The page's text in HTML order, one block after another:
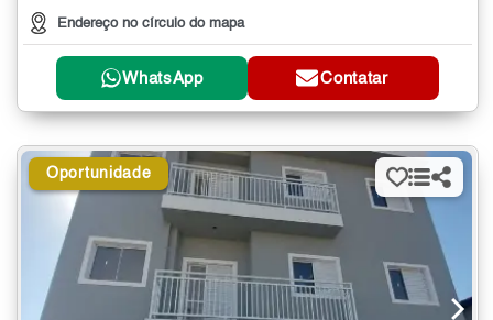
Endereço no círculo do mapa
WhatsApp Contatar
Oportunidade